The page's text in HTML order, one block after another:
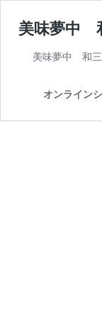
美味夢中
美味夢中 和
オンライン